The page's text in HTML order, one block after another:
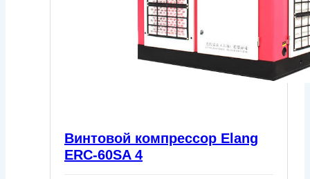
Винтовой компрессор Elang
ERC-60SA 4